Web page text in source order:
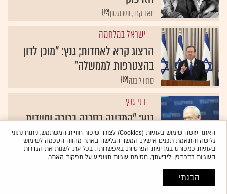
{19}יואב קרני, וושינגטון
ישראל במלחמה
הרצוג קרא לאחדות; גנץ: "מוכן לדון
בהצטרפות לממשלה"
{19}סתיו ליבנה
בני גנץ
גנץ: "המדינה בסכנה ברורה ומיידית.
אין בישראל ראש ממשלה אפקטיבי"
{19}ניצן שפיר
האתר עושה שימוש בעוגיות (Cookies) לצורך שיפור חוויית המשתמש, ניתוח נתוני
גלישה והתאמת תכנים אישית. המשך הגלישה באתר מהווה הסכמה לשימוש
בעוגיות כמפורטבמדיניות הפרטיות. באפשרותך, בכל עת, לשנות את הגדרות
העוגיות בדפדפן. לידיעתך, חסימת עוגיות תשפיע על תפקוד האתר.
הבנתי